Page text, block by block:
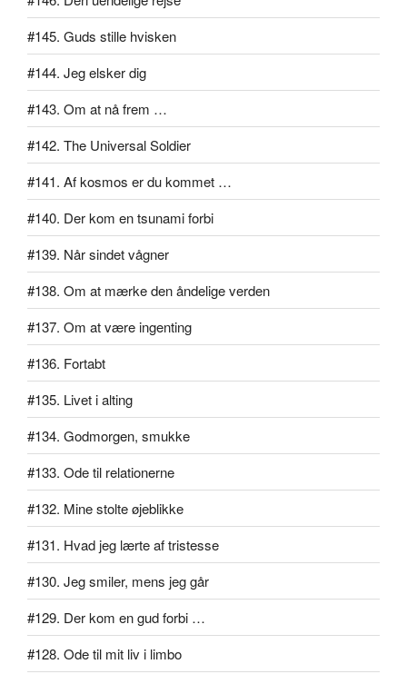
#145. Guds stille hvisken
#144. Jeg elsker dig
#143. Om at nå frem …
#142. The Universal Soldier
#141. Af kosmos er du kommet …
#140. Der kom en tsunami forbi
#139. Når sindet vågner
#138. Om at mærke den åndelige verden
#137. Om at være ingenting
#136. Fortabt
#135. Livet i alting
#134. Godmorgen, smukke
#133. Ode til relationerne
#132. Mine stolte øjeblikke
#131. Hvad jeg lærte af tristesse
#130. Jeg smiler, mens jeg går
#129. Der kom en gud forbi …
#128. Ode til mit liv i limbo